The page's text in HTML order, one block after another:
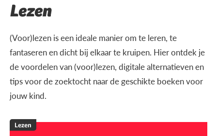
Lezen
(Voor)lezen is een ideale manier om te leren, te
fantaseren en dicht bij elkaar te kruipen. Hier ontdek je
de voordelen van (voor)lezen, digitale alternatieven en
tips voor de zoektocht naar de geschikte boeken voor
jouw kind.
Lezen